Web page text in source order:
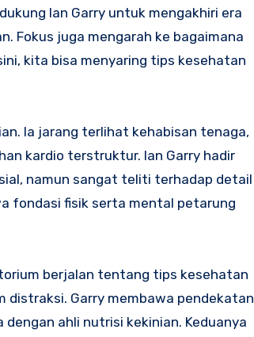
Ian Garry untuk mengakhiri era
Fokus juga mengarah ke bagaimana
kita bisa menyaring tips kesehatan
Ia jarang terlihat kehabisan tenaga,
kardio terstruktur. Ian Garry hadir
namun sangat teliti terhadap detail
fondasi fisik serta mental petarung
berjalan tentang tips kesehatan
distraksi. Garry membawa pendekatan
ahli nutrisi kekinian. Keduanya